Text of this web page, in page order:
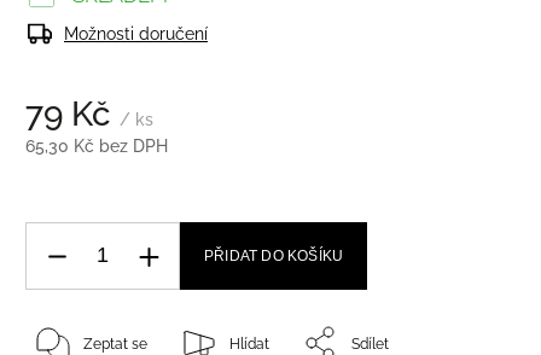
79 Kč / ks
65,30 Kč bez DPH
Možnosti doručení
PŘIDAT DO KOŠÍKU
Zeptat se Hlídat Sdílet